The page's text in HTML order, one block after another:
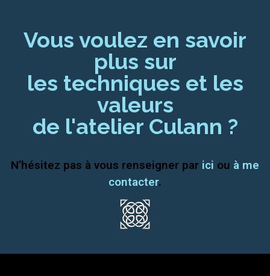
Vous voulez en savoir
plus sur
les techniques et les
valeurs
de l'atelier Culann ?
N’hésitez pas à vous renseigner par ici ou à me
contacter.